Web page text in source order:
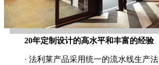
20年定制设计的高水平和丰富的经验
· 法利莱产品采用统一的流水线生产法